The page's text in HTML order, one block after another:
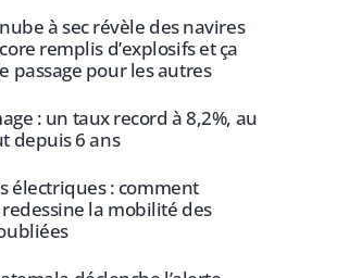
à sec révèle des navires
remplis d’explosifs et ça
passage pour les autres
: un taux record à 8,2%, au
depuis 6 ans
électriques : comment
redessine la mobilité des